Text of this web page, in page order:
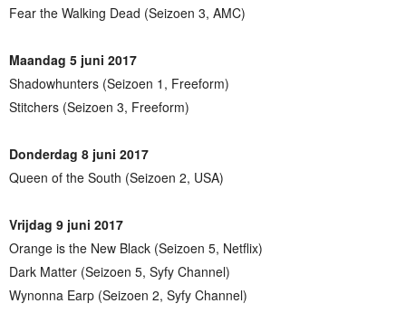
Fear the Walking Dead (Seizoen 3, AMC)
Maandag 5 juni 2017
Shadowhunters (Seizoen 1, Freeform)
Stitchers (Seizoen 3, Freeform)
Donderdag 8 juni 2017
Queen of the South (Seizoen 2, USA)
Vrijdag 9 juni 2017
Orange is the New Black (Seizoen 5, Netflix)
Dark Matter (Seizoen 5, Syfy Channel)
Wynonna Earp (Seizoen 2, Syfy Channel)